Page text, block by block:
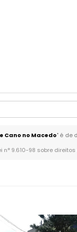
Cano no Macedo" é de
n° 9.610-98 sobre